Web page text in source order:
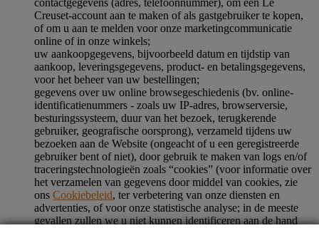
contactgegevens (adres, telefoonnummer), om een Le
Creuset-account aan te maken of als gastgebruiker te kopen,
of om u aan te melden voor onze marketingcommunicatie
online of in onze winkels;
uw aankoopgegevens, bijvoorbeeld datum en tijdstip van
aankoop, leveringsgegevens, product- en betalingsgegevens,
voor het beheer van uw bestellingen;
gegevens over uw online browsegeschiedenis (bv. online-
identificatienummers - zoals uw IP-adres, browserversie,
besturingssysteem, duur van het bezoek, terugkerende
gebruiker, geografische oorsprong), verzameld tijdens uw
bezoeken aan de Website (ongeacht of u een geregistreerde
gebruiker bent of niet), door gebruik te maken van logs en/of
traceringstechnologieën zoals “cookies” (voor informatie over
het verzamelen van gegevens door middel van cookies, zie
ons Cookiebeleid, ter verbetering van onze diensten en
advertenties, of voor onze statistische analyse; in de meeste
gevallen zullen we u niet kunnen identificeren aan de hand